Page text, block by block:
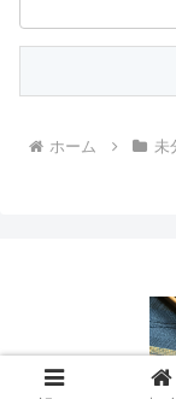
ホーム 未
Copyright ©